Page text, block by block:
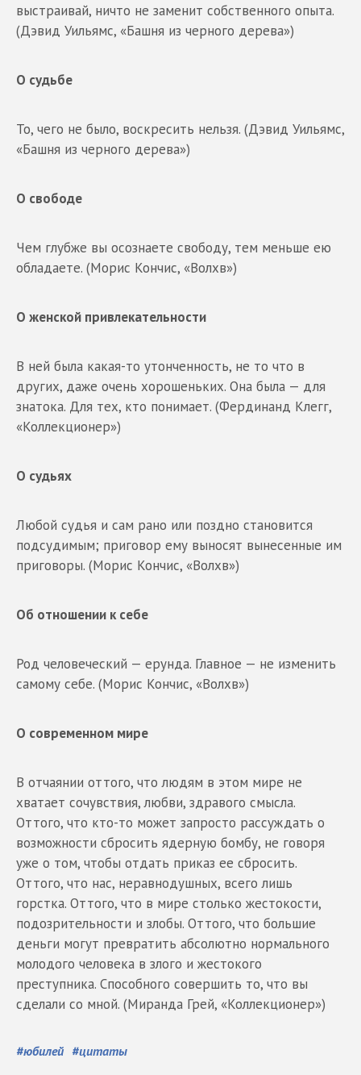
выстраивай, ничто не заменит собственного опыта.
(Дэвид Уильямс, «Башня из черного дерева»)
О судьбе
То, чего не было, воскресить нельзя. (Дэвид Уильямс,
«Башня из черного дерева»)
О свободе
Чем глубже вы осознаете свободу, тем меньше ею
обладаете. (Морис Кончис, «Волхв»)
О женской привлекательности
В ней была какая-то утонченность, не то что в
других, даже очень хорошеньких. Она была — для
знатока. Для тех, кто понимает. (Фердинанд Клегг,
«Коллекционер»)
О судьях
Любой судья и сам рано или поздно становится
подсудимым; приговор ему выносят вынесенные им
приговоры. (Морис Кончис, «Волхв»)
Об отношении к себе
Род человеческий — ерунда. Главное — не изменить
самому себе. (Морис Кончис, «Волхв»)
О современном мире
В отчаянии оттого, что людям в этом мире не
хватает сочувствия, любви, здравого смысла.
Оттого, что кто-то может запросто рассуждать о
возможности сбросить ядерную бомбу, не говоря
уже о том, чтобы отдать приказ ее сбросить.
Оттого, что нас, неравнодушных, всего лишь
горстка. Оттого, что в мире столько жестокости,
подозрительности и злобы. Оттого, что большие
деньги могут превратить абсолютно нормального
молодого человека в злого и жестокого
преступника. Способного совершить то, что вы
сделали со мной. (Миранда Грей, «Коллекционер»)
#юбилей #цитаты